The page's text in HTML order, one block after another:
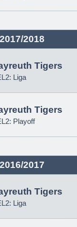
2018
Tigers
Liga
Tigers
Playoff
2017
Tigers
Liga